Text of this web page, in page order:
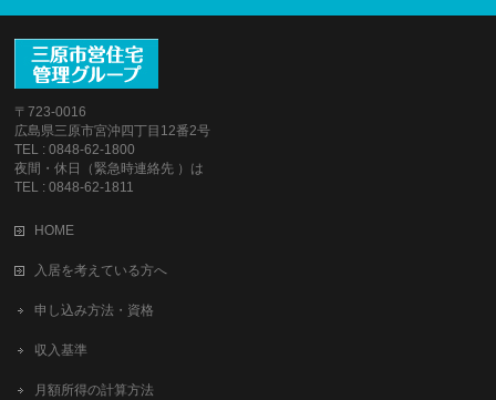
〒723-0016
広島県三原市宮沖四丁目12番2号
TEL : 0848-62-1800
夜間・休日（緊急時連絡先 ）は
TEL : 0848-62-1811
HOME
入居を考えている方へ
申し込み方法・資格
収入基準
月額所得の計算方法